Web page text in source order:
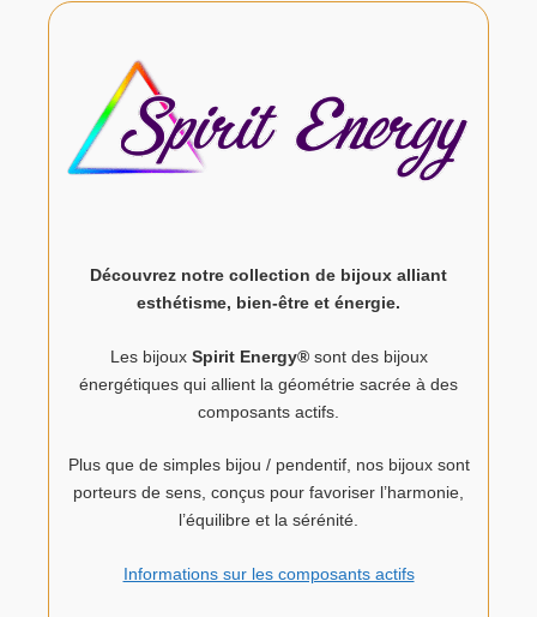
Découvrez notre collection de bijoux alliant
esthétisme, bien-être et énergie.
Les bijoux Spirit Energy®sont des bijoux
énergétiques qui allient la géométrie sacrée à des
composants actifs.
Plus que de simples bijou / pendentif, nos bijoux sont
porteurs de sens, conçus pour favoriser l’harmonie,
l’équilibre et la sérénité.
Informations sur les composants actifs